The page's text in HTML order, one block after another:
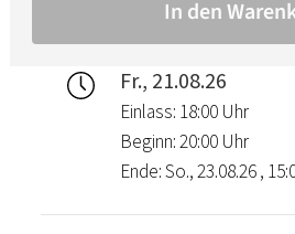
Fr., 21.08.26
Einlass: 18:00 Uhr
Beginn: 20:00 Uhr
Ende: So., 23.08.26 ,